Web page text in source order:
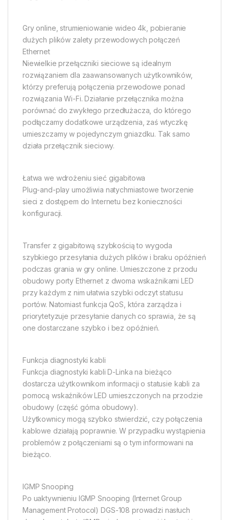
Gry online, strumieniowanie wideo 4k, pobieranie
dużych plików zalety przewodowych połączeń
Ethernet
Niewielkie przełączniki sieciowe są idealnym
rozwiązaniem dla zaawansowanych użytkowników,
którzy preferują połączenia przewodowe ponad
rozwiązania Wi-Fi. Działanie przełącznika można
porównać do zwykłego przedłużacza, do którego
podłączamy dodatkowe urządzenia, zaś wtyczkę
umieszczamy w pojedynczym gniazdku. Tak samo
działa przełącznik sieciowy.
Łatwa we wdrożeniu sieć gigabitowa
Plug-and-play umożliwia natychmiastowe tworzenie
sieci z dostępem do Internetu bez konieczności
konfiguracji.
Transfer z gigabitową szybkością to wygoda
szybkiego przesyłania dużych plików i braku opóźnień
podczas grania w gry online. Umieszczone z przodu
obudowy porty Ethernet z dwoma wskaźnikami LED
przy każdym z nim ułatwia szybki odczyt statusu
portów. Natomiast funkcja QoS, która zarządza i
priorytetyzuje przesyłanie danych co sprawia, że są
one dostarczane szybko i bez opóźnień.
Funkcja diagnostyki kabli
Funkcja diagnostyki kabli D-Linka na bieżąco
dostarcza użytkownikom informacji o statusie kabli za
pomocą wskaźników LED umieszczonych na przodzie
obudowy (część górna obudowy).
Użytkownicy mogą szybko stwierdzić, czy połączenia
kablowe działają poprawnie. W przypadku wystąpienia
problemów z połączeniami są o tym informowani na
bieżąco.
IGMP Snooping
Po uaktywnieniu IGMP Snooping (Internet Group
Management Protocol) DGS-108 prowadzi nasłuch